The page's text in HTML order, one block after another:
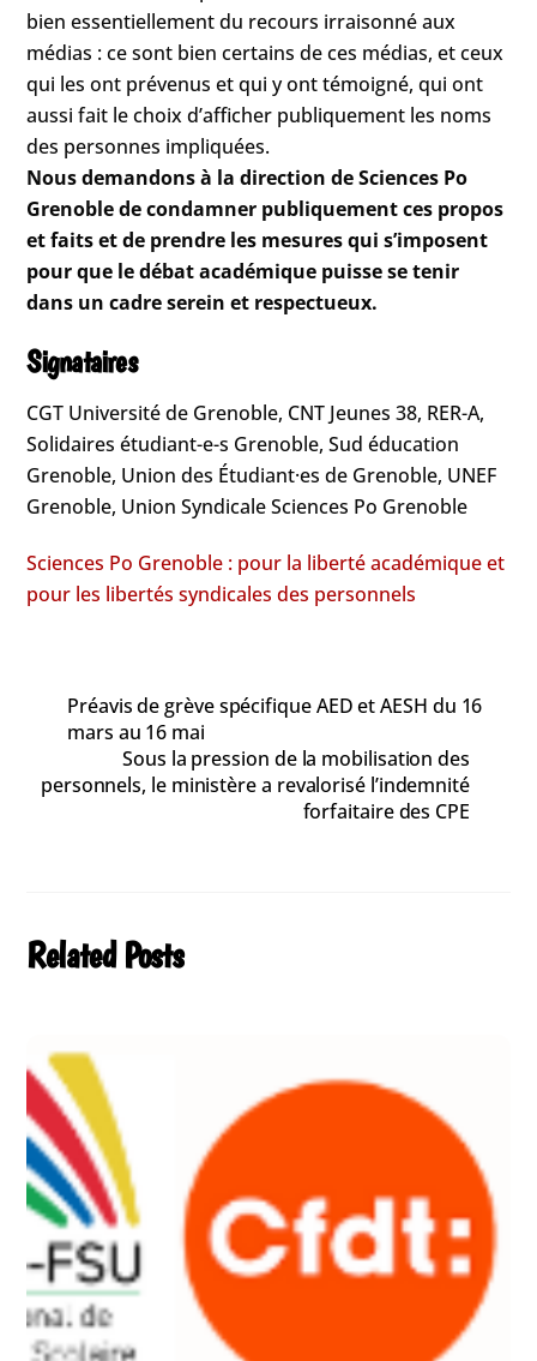
bien essentiellement du recours irraisonné aux
médias : ce sont bien certains de ces médias, et ceux
qui les ont prévenus et qui y ont témoigné, qui ont
aussi fait le choix d’afficher publiquement les noms
des personnes impliquées.
Nous demandons à la direction de Sciences Po
Grenoble de condamner publiquement ces propos
et faits et de prendre les mesures qui s’imposent
pour que le débat académique puisse se tenir
dans un cadre serein et respectueux.
Signataires
CGT Université de Grenoble, CNT Jeunes 38, RER-A,
Solidaires étudiant-e-s Grenoble, Sud éducation
Grenoble, Union des Étudiant·es de Grenoble, UNEF
Grenoble, Union Syndicale Sciences Po Grenoble
Sciences Po Grenoble : pour la liberté académique et
pour les libertés syndicales des personnels
Préavis de grève spécifique AED et AESH du 16
mars au 16 mai
Sous la pression de la mobilisation des
personnels, le ministère a revalorisé l’indemnité
forfaitaire des CPE
Related Posts